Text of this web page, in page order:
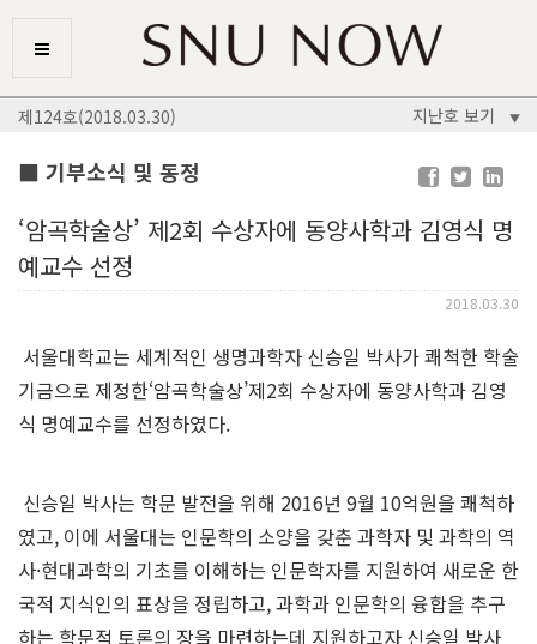
제124호(2018.03.30) 지난호 보기 ▼
■ 기부소식 및 동정
‘암곡학술상’ 제2회 수상자에 동양사학과 김영식 명
예교수 선정
2018.03.30
서울대학교는 세계적인 생명과학자 신승일 박사가 쾌척한 학술
기금으로 제정한‘암곡학술상’제2회 수상자에 동양사학과 김영
식 명예교수를 선정하였다.
신승일 박사는 학문 발전을 위해 2016년 9월 10억원을 쾌척하
였고, 이에 서울대는 인문학의 소양을 갖춘 과학자 및 과학의 역
사·현대과학의 기초를 이해하는 인문학자를 지원하여 새로운 한
국적 지식인의 표상을 정립하고, 과학과 인문학의 융합을 추구
하는 학문적 토론의 장을 마련하는데 지원하고자 신승일 박사